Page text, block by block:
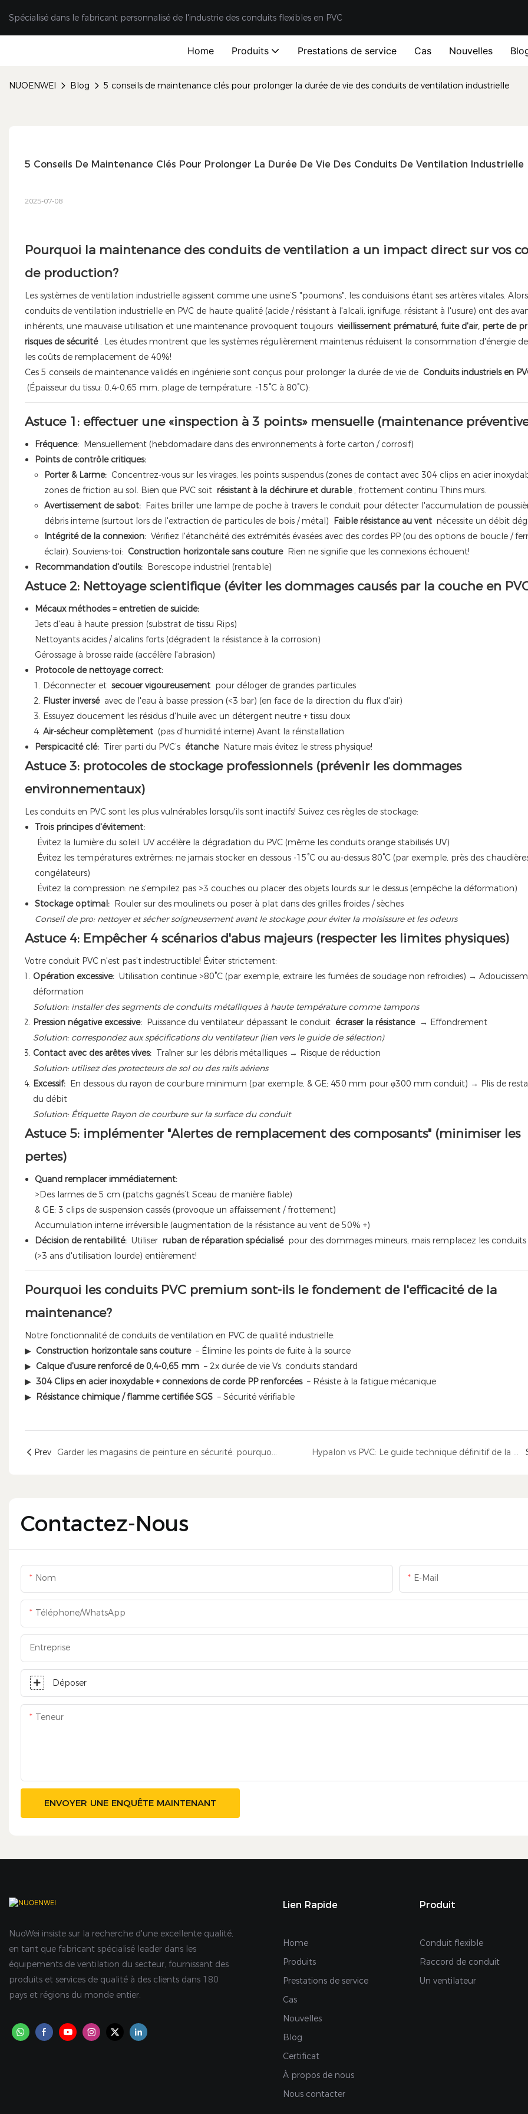
Spécialisé dans le fabricant personnalisé de l'industrie des conduits flexibles en PVC
Home Produits Prestations de service Cas Nouvelles
NUOENWEI Blog 5 conseils de maintenance clés pour prolonger la durée de vie des conduits de ventilation industrielle
5 Conseils De Maintenance Clés Pour Prolonger La Durée De Vie Des Conduits De Ventilation Industrielle
2025-07-08
Pourquoi la maintenance des conduits de ventilation a un impact direct sur vos
de production?
Les systèmes de ventilation industrielle agissent comme une usine’S "poumons", les conduisions étant ses artères vitales.
conduits de ventilation industrielle en PVC de haute qualité (acide / résistant à l'alcali, ignifuge, résistant à l'usure) ont des
inhérents, une mauvaise utilisation et une maintenance provoquent toujours vieillissement prématuré, fuite d'air, perte de
risques de sécurité . Les études montrent que les systèmes régulièrement maintenus réduisent la consommation d'énergie
les coûts de remplacement de 40%!
Ces 5 conseils de maintenance validés en ingénierie sont conçus pour prolonger la durée de vie de Conduits industriels en
(Épaisseur du tissu: 0,4-0,65 mm, plage de température: -15°C à 80°C):
Astuce 1: effectuer une «inspection à 3 points» mensuelle (maintenance
Fréquence: Mensuellement (hebdomadaire dans des environnements à forte carton / corrosif)
Points de contrôle critiques:
Porter & Larme: Concentrez-vous sur les virages, les points suspendus (zones de contact avec 304 clips en acier
zones de friction au sol. Bien que PVC soit résistant à la déchirure et durable , frottement continu Thins murs.
Avertissement de sabot: Faites briller une lampe de poche à travers le conduit pour détecter l'accumulation de
débris interne (surtout lors de l'extraction de particules de bois / métal)
Faible résistance au vent nécessite un débit
Intégrité de la connexion: Vérifiez l'étanchéité des extrémités évasées avec des cordes PP (ou des options de boucle /
éclair). Souviens-toi: Construction horizontale sans couture Rien ne signifie que les connexions échouent!
Recommandation d'outils: Borescope industriel (rentable)
Astuce 2: Nettoyage scientifique (éviter les dommages causés par la couche en
Mécaux méthodes = entretien de suicide:
Jets d'eau à haute pression (substrat de tissu Rips)
Nettoyants acides / alcalins forts (dégradent la résistance à la corrosion)
Gérossage à brosse raide (accélère l'abrasion)
Protocole de nettoyage correct:
Déconnecter et secouer vigoureusement pour déloger de grandes particules
Fluster inversé avec de l'eau à basse pression (<3 bar) (en face de la direction du flux d'air)
Essuyez doucement les résidus d'huile avec un détergent neutre + tissu doux
Air-sécheur complètement (pas d'humidité interne) Avant la réinstallation
Perspicacité clé: Tirer parti du PVC’s étanche Nature mais évitez le stress physique!
Astuce 3: protocoles de stockage professionnels (prévenir les dommages
environnementaux)
Les conduits en PVC sont les plus vulnérables lorsqu'ils sont inactifs! Suivez ces règles de stockage:
Trois principes d'évitement:
Évitez la lumière du soleil: UV accélère la dégradation du PVC (même les conduits orange stabilisés UV)
Évitez les températures extrêmes: ne jamais stocker en dessous -15°C ou au-dessus 80°C (par exemple, près des
congélateurs)
Évitez la compression: ne s'empilez pas >3 couches ou placer des objets lourds sur le dessus (empêche la déformation)
Stockage optimal: Rouler sur des moulinets ou poser à plat dans des grilles froides / sèches
Conseil de pro: nettoyer et sécher soigneusement avant le stockage pour éviter la moisissure et les odeurs
Astuce 4: Empêcher 4 scénarios d'abus majeurs (respecter les limites physiques)
Votre conduit PVC n'est pas’t indestructible! Éviter strictement:
Opération excessive: Utilisation continue >80°C (par exemple, extraire les fumées de soudage non refroidies) →
déformation
Solution: installer des segments de conduits métalliques à haute température comme tampons
Pression négative excessive: Puissance du ventilateur dépassant le conduit écraser la résistance → Effondrement
Solution: correspondez aux spécifications du ventilateur (lien vers le guide de sélection)
Contact avec des arêtes vives: Traîner sur les débris métalliques → Risque de réduction
Solution: utilisez des protecteurs de sol ou des rails aériens
Excessif: En dessous du rayon de courbure minimum (par exemple, & GE; 450 mm pour φ300 mm conduit) → Plis de
du débit
Solution: Étiquette Rayon de courbure sur la surface du conduit
Astuce 5: implémenter "Alertes de remplacement des composants" (minimiser les
pertes)
Quand remplacer immédiatement:
>Des larmes de 5 cm (patchs gagnés’t Sceau de manière fiable)
& GE; 3 clips de suspension cassés (provoque un affaissement / frottement)
Accumulation interne irréversible (augmentation de la résistance au vent de 50% +)
Décision de rentabilité: Utiliser ruban de réparation spécialisé pour des dommages mineurs, mais remplacez les conduits
(>3 ans d'utilisation lourde) entièrement!
Pourquoi les conduits PVC premium sont-ils le fondement de l'efficacité de la
maintenance?
Notre fonctionnalité de conduits de ventilation en PVC de qualité industrielle:
▶ Construction horizontale sans couture – Élimine les points de fuite à la source
▶ Calque d'usure renforcé de 0,4-0,65 mm – 2x durée de vie Vs. conduits standard
▶ 304 Clips en acier inoxydable + connexions de corde PP renforcées – Résiste à la fatigue mécanique
▶ Résistance chimique / flamme certifiée SGS – Sécurité vérifiable
Prev Garder les magasins de peinture en sécurité: pourquoi les souffleurs portables à l'épreuve des explosions sont un incontournable Hypalon vs PVC: Le guide technique définitif de la sélection des matériaux du tuyau PCA des avions
Contactez-Nous
Nom E-Mail
Téléphone/WhatsApp
Entreprise
Déposer
Teneur
ENVOYER UNE ENQUÊTE MAINTENANT
NuoWei insiste sur la recherche d'une excellente qualité,
en tant que fabricant spécialisé leader dans les
équipements de ventilation du secteur, fournissant des
produits et services de qualité à des clients dans 180
pays et régions du monde entier.
Lien Rapide
Home
Produits
Prestations de service
Cas
Nouvelles
Blog
Certificat
À propos de nous
Nous contacter
Produit
Conduit flexible
Raccord de conduit
Un ventilateur